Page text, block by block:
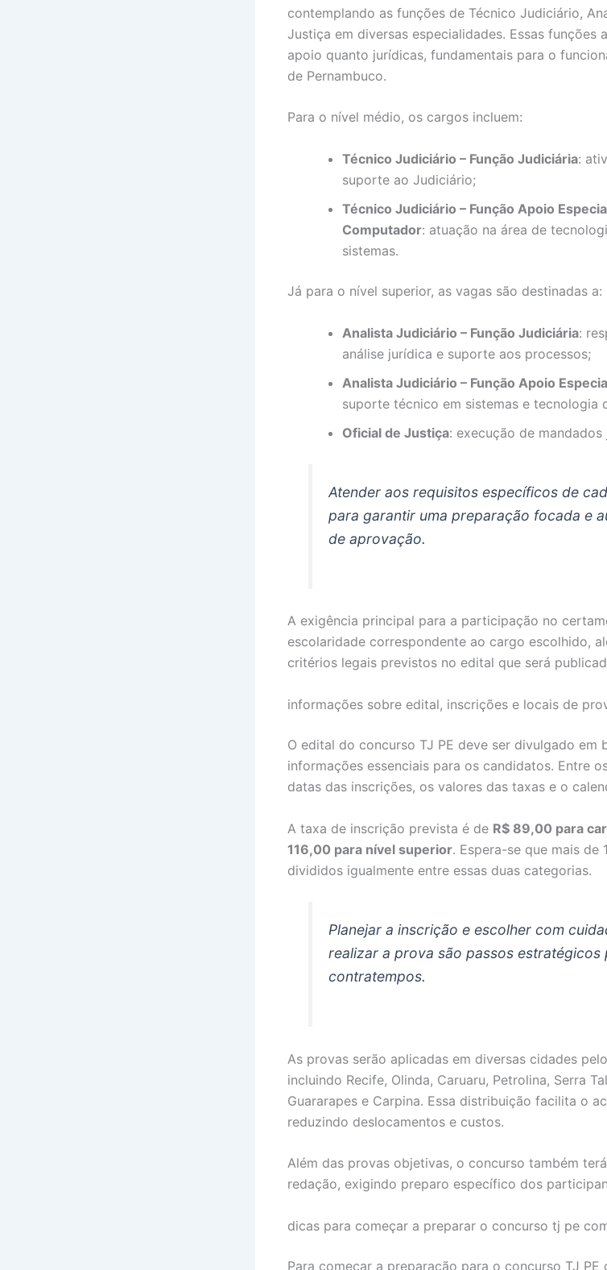
contemplando as funções de Técnico Judiciário,
Justiça em diversas especialidades. Essas funções
apoio quanto jurídicas, fundamentais para o
de Pernambuco.
Para o nível médio, os cargos incluem:
Técnico Judiciário – Função Judiciária:
suporte ao Judiciário;
Técnico Judiciário – Função Apoio
Computador: atuação na área de
sistemas.
Já para o nível superior, as vagas são destinadas a:
Analista Judiciário – Função Judiciária:
análise jurídica e suporte aos processos;
Analista Judiciário – Função Apoio
suporte técnico em sistemas e tecnologia
Oficial de Justiça: execução de
Atender aos requisitos específicos de
para garantir uma preparação focada e
de aprovação.
A exigência principal para a participação no
escolaridade correspondente ao cargo escolhido,
critérios legais previstos no edital que será
informações sobre edital, inscrições e locais de
O edital do concurso TJ PE deve ser divulgado em
informações essenciais para os candidatos. Entre
datas das inscrições, os valores das taxas e o
A taxa de inscrição prevista é de R$ 89,00 para
116,00 para nível superior. Espera-se que mais
divididos igualmente entre essas duas categorias.
Planejar a inscrição e escolher com
realizar a prova são passos estratégicos
contratempos.
As provas serão aplicadas em diversas cidades
incluindo Recife, Olinda, Caruaru, Petrolina, Serra
Guararapes e Carpina. Essa distribuição facilita o
reduzindo deslocamentos e custos.
Além das provas objetivas, o concurso também
redação, exigindo preparo específico dos
dicas para começar a preparar o concurso tj pe
Para começar a preparação para o concurso TJ PE